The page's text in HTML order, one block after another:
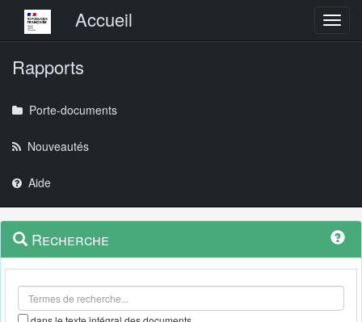
Menu principalAccueil
Rapports
Porte-documents
Nouveautés
Aide
Navigation
outils
Menu
contextuel
Recherche